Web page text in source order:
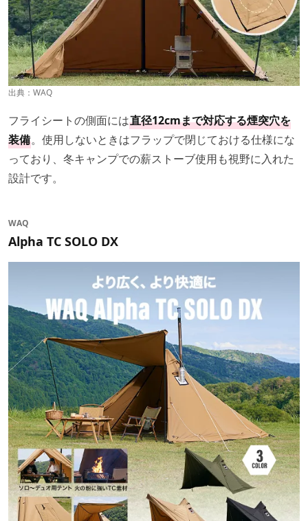
出典： WAQ
フライシートの側面には直径12cmまで対応する煙突穴を
装備。使用しないときはフラップで閉じておける仕様にな
っており、冬キャンプでの薪ストーブ使用も視野に入れた
設計です。
WAQ
Alpha TC SOLO DX